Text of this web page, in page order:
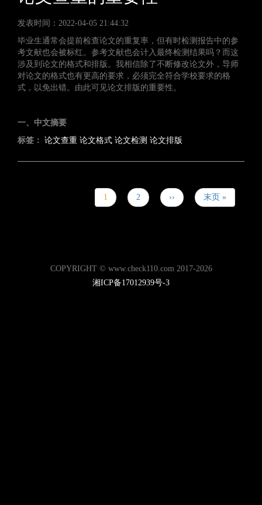
发表时间：2022-04-05 21:44:32
毕业生通常会提前检查论文的重复率，但有时检测报告中的参
考文献也会被标红。参考文献也会计入最终检测结果吗？而这
涉及到论文的格式和排版。我相信除了不断修改论文外，导师
对论文的格式也有更高的要求，必须完全符合学校要求的格
式，以免出错。由此可见论文排版的重要性。
一、中文摘要
标签： 论文查重 论文格式 论文检测 论文排版
当
前
1
P
a
2
下
一
››
末
页
末页 »
COPYRIGHT © www.check110.com 2017-2026
湘ICP备17012939号-3